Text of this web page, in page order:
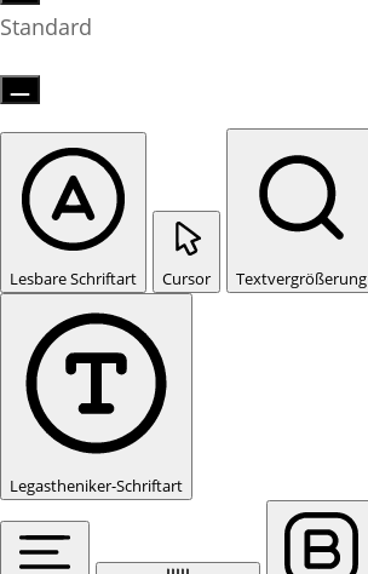
Standard
Lesbare Schriftart Cursor Textvergrößerung
Legastheniker-Schriftart